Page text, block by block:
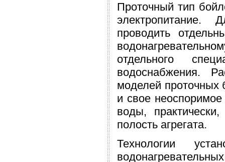
Проточный тип
электропитание.
проводить
отдельного
водоснабжения.
моделей проточных
и свое неоспоримое
воды,
полость агрегата.
Технологии